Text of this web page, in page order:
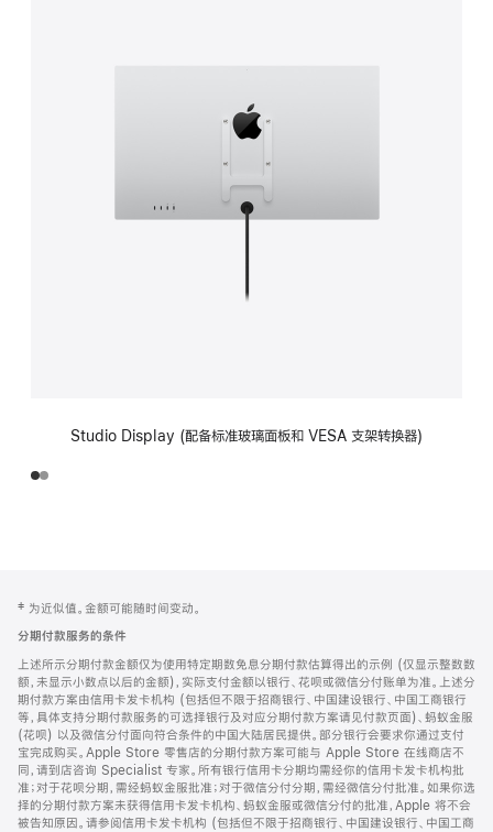
Studio Display (配备标准玻璃面板和 VESA 支架转换器)
页
页
脚
注
‡ 为近似值。金额可能随时间变动。
分期付款服务的条件
上述所示分期付款金额仅为使用特定期数免息分期付款估算得出的示例 (仅显示整数数
额，未显示小数点以后的金额)，实际支付金额以银行、花呗或微信分付账单为准。上述分
期付款方案由信用卡发卡机构 (包括但不限于招商银行、中国建设银行、中国工商银行
等，具体支持分期付款服务的可选择银行及对应分期付款方案请见付款页面)、蚂蚁金服
(花呗) 以及微信分付面向符合条件的中国大陆居民提供。部分银行会要求你通过支付
宝完成购买。Apple Store 零售店的分期付款方案可能与 Apple Store 在线商店不
同，请到店咨询 Specialist 专家。所有银行信用卡分期均需经你的信用卡发卡机构批
准；对于花呗分期，需经蚂蚁金服批准；对于微信分付分期，需经微信分付批准。如果你选
择的分期付款方案未获得信用卡发卡机构、蚂蚁金服或微信分付的批准，Apple 将不会
被告知原因。请参阅信用卡发卡机构 (包括但不限于招商银行、中国建设银行、中国工商